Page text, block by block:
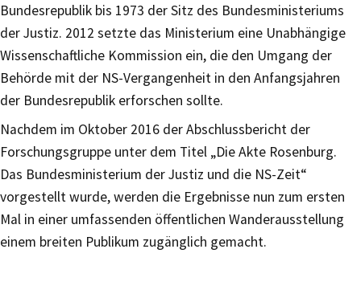
Bundesrepublik bis 1973 der Sitz des Bundesministeriums
der Justiz. 2012 setzte das Ministerium eine Unabhängige
Wissenschaftliche Kommission ein, die den Umgang der
Behörde mit der NS-Vergangenheit in den Anfangsjahren
der Bundesrepublik erforschen sollte.
Nachdem im Oktober 2016 der Abschlussbericht der
Forschungsgruppe unter dem Titel „Die Akte Rosenburg.
Das Bundesministerium der Justiz und die NS-Zeit“
vorgestellt wurde, werden die Ergebnisse nun zum ersten
Mal in einer umfassenden öffentlichen Wanderausstellung
einem breiten Publikum zugänglich gemacht.